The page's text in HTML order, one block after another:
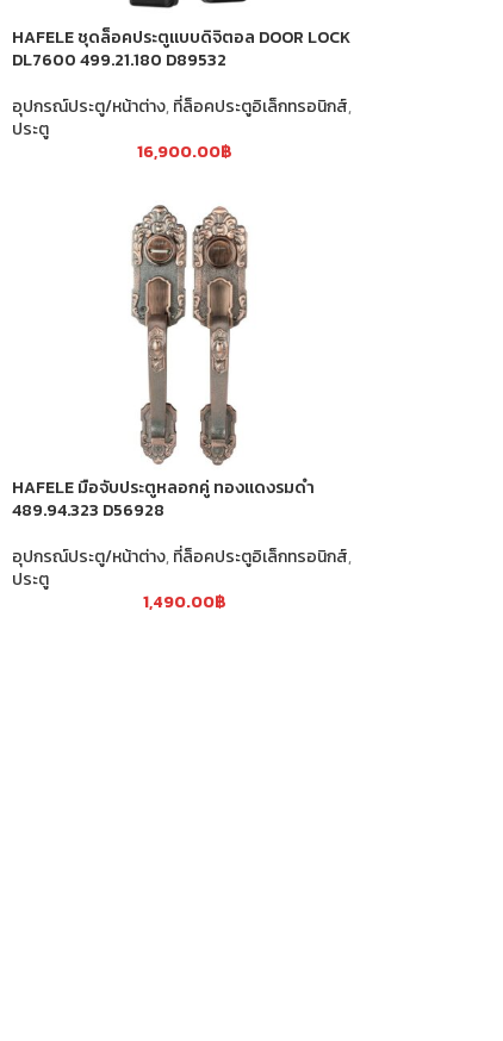
HAFELE ชุดล็อคประตูแบบดิจิตอล DOOR LOCK
DL7600 499.21.180 D89532
อุปกรณ์ประตู/หน้าต่าง,ที่ล็อคประตูอิเล็กทรอนิกส์,
ประตู
16,900.00฿
HAFELE มือจับประตูหลอกคู่ ทองแดงรมดำ
489.94.323 D56928
อุปกรณ์ประตู/หน้าต่าง,ที่ล็อคประตูอิเล็กทรอนิกส์,
ประตู
1,490.00฿